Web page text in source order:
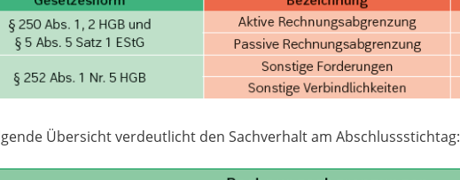
Übersicht verdeutlicht den Sachverhalt am Abschlussstichtag: